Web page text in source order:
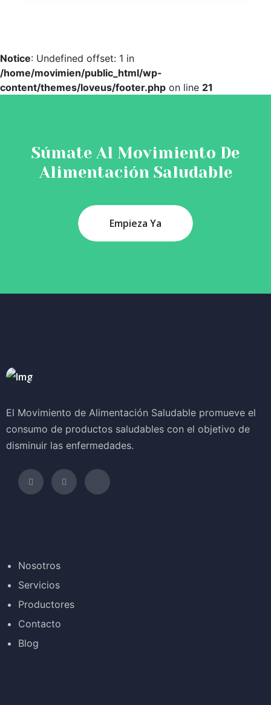
Notice: Undefined offset: 1 in
/home/movimien/public_html/wp-
content/themes/loveus/footer.php on line 21
Súmate Al Movimiento De
Alimentación Saludable
Empieza Ya
El Movimiento de Alimentación Saludable promueve el
consumo de productos saludables con el objetivo de
disminuir las enfermedades.
Nosotros
Servicios
Productores
Contacto
Blog